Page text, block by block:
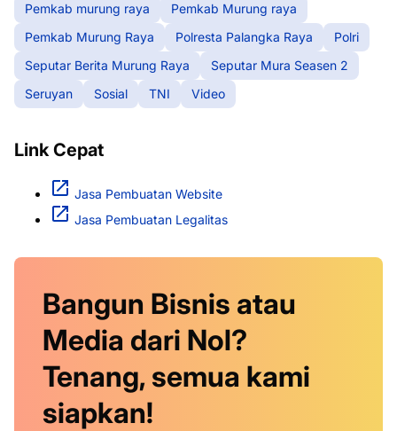
Pemkab murung raya
Pemkab Murung raya
Pemkab Murung Raya
Polresta Palangka Raya
Polri
Seputar Berita Murung Raya
Seputar Mura Seasen 2
Seruyan
Sosial TNI Video
Link Cepat
Jasa Pembuatan Website
Jasa Pembuatan Legalitas
Bangun Bisnis atau
Media dari Nol?
Tenang, semua kami
siapkan!